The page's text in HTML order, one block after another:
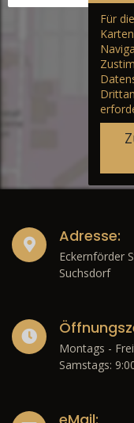
Für
Adresse:
Eckernförder
Suchsdorf
Montags -
Samstags: